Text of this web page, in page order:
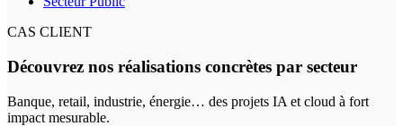
CAS CLIENT
Découvrez nos réalisations concrètes par secteur
Banque, retail, industrie, énergie… des projets IA et cloud à fort
impact mesurable.